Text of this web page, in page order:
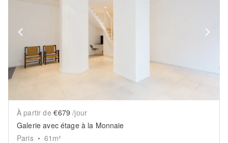
Show previous slide
À partir de €679 /jour
Galerie avec étage à la Monnaie
Paris • 61 m²